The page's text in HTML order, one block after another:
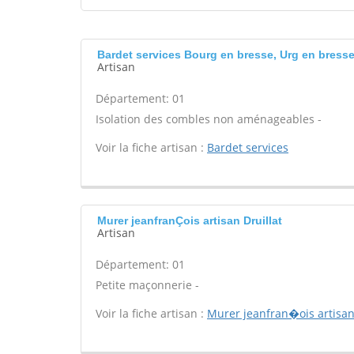
Bardet services Bourg en bresse, Urg en bresse
Artisan
Département: 01
Isolation des combles non aménageables -
Voir la fiche artisan : Bardet services
Murer jeanfranÇois artisan Druillat
Artisan
Département: 01
Petite maçonnerie -
Voir la fiche artisan : Murer jeanfran�ois artisan